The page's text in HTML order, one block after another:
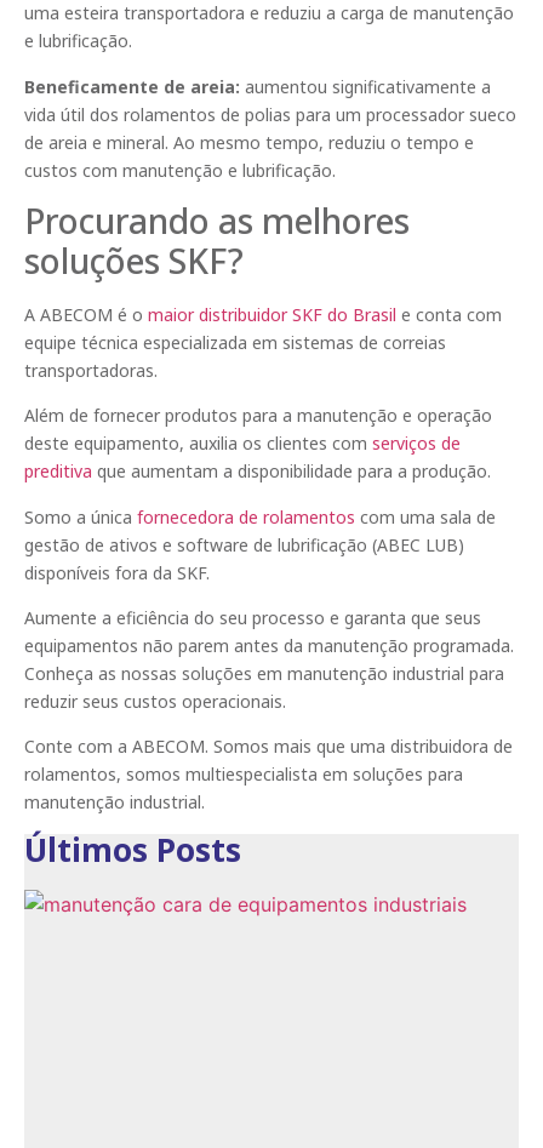
uma esteira transportadora e reduziu a carga de manutenção
e lubrificação.
Beneficamente de areia: aumentou significativamente a
vida útil dos rolamentos de polias para um processador sueco
de areia e mineral. Ao mesmo tempo, reduziu o tempo e
custos com manutenção e lubrificação.
Procurando as melhores
soluções SKF?
A ABECOM é o maior distribuidor SKF do Brasil e conta com
equipe técnica especializada em sistemas de correias
transportadoras.
Além de fornecer produtos para a manutenção e operação
deste equipamento, auxilia os clientes com serviços de
preditiva que aumentam a disponibilidade para a produção.
Somo a única fornecedora de rolamentos com uma sala de
gestão de ativos e software de lubrificação (ABEC LUB)
disponíveis fora da SKF.
Aumente a eficiência do seu processo e garanta que seus
equipamentos não parem antes da manutenção programada.
Conheça as nossas soluções em manutenção industrial para
reduzir seus custos operacionais.
Conte com a ABECOM. Somos mais que uma distribuidora de
rolamentos, somos multiespecialista em soluções para
manutenção industrial.
Últimos Posts